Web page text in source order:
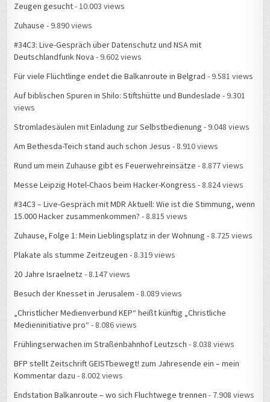
Zeugen gesucht- 10.003 views
Zuhause - 9.890 views
#34C3: Live-Gespräch über Datenschutz und NSA mit
Deutschlandfunk Nova - 9.602 views
Für viele Flüchtlinge endet die Balkanroute in Belgrad - 9.581 views
Auf biblischen Spuren in Shilo: Stiftshütte und Bundeslade - 9.301
views
Stromladesäulen mit Einladung zur Selbstbedienung - 9.048 views
Am Bethesda-Teich stand auch schon Jesus - 8.910 views
Rund um mein Zuhause gibt es Feuerwehreinsätze - 8.877 views
Messe Leipzig Hotel-Chaos beim Hacker-Kongress - 8.824 views
#34C3 – Live-Gespräch mit MDR Aktuell: Wie ist die Stimmung, wenn
15.000 Hacker zusammenkommen? - 8.815 views
Zuhause, Folge 1: Mein Lieblingsplatz in der Wohnung - 8.725 views
Plakate als stumme Zeitzeugen - 8.319 views
20 Jahre Israelnetz - 8.147 views
Besuch der Knesset in Jerusalem - 8.089 views
„Christlicher Medienverbund KEP“ heißt künftig „Christliche
Medieninitiative pro“ - 8.086 views
Frühlingserwachen im Straßenbahnhof Leutzsch - 8.038 views
BFP stellt Zeitschrift GEISTbewegt! zum Jahresende ein – mein
Kommentar dazu - 8.002 views
Endstation Balkanroute – wo sich Fluchtwege trennen - 7.908 views